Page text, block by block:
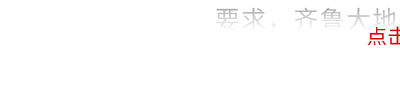
要求，齐鲁大
《山东省数字
点